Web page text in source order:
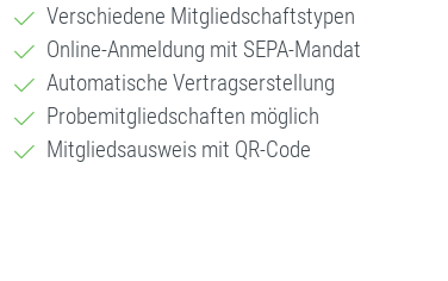
Verschiedene Mitgliedschaftstypen
Online-Anmeldung mit SEPA-Mandat
Automatische Vertragserstellung
Probemitgliedschaften möglich
Mitgliedsausweis mit QR-Code